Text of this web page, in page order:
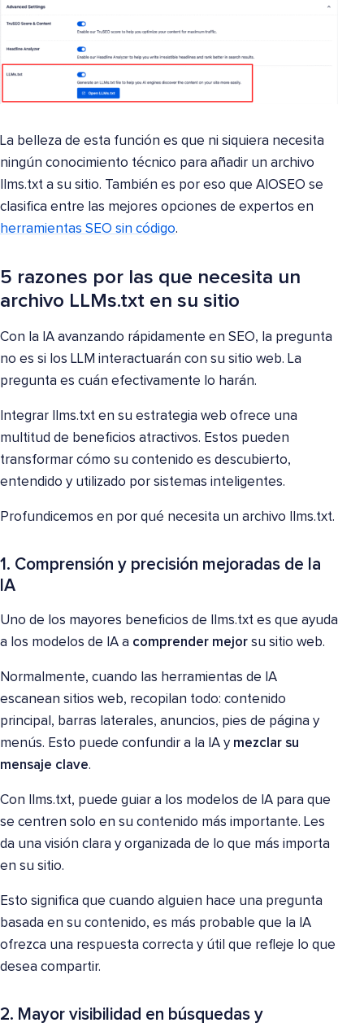
La belleza de esta función es que ni siquiera necesita
ningún conocimiento técnico para añadir un archivo
llms.txt a su sitio. También es por eso que AIOSEO se
clasifica entre las mejores opciones de expertos en
herramientas SEO sin código.
5 razones por las que necesita un
archivo LLMs.txt en su sitio
Con la IA avanzando rápidamente en SEO, la pregunta
no es si los LLM interactuarán con su sitio web. La
pregunta es cuán efectivamente lo harán.
Integrar llms.txt en su estrategia web ofrece una
multitud de beneficios atractivos. Estos pueden
transformar cómo su contenido es descubierto,
entendido y utilizado por sistemas inteligentes.
Profundicemos en por qué necesita un archivo llms.txt.
1. Comprensión y precisión mejoradas de la
IA
Uno de los mayores beneficios de llms.txt es que ayuda
a los modelos de IA a comprender mejor su sitio web.
Normalmente, cuando las herramientas de IA
escanean sitios web, recopilan todo: contenido
principal, barras laterales, anuncios, pies de página y
menús. Esto puede confundir a la IA y mezclar su
mensaje clave.
Con llms.txt, puede guiar a los modelos de IA para que
se centren solo en su contenido más importante. Les
da una visión clara y organizada de lo que más importa
en su sitio.
Esto significa que cuando alguien hace una pregunta
basada en su contenido, es más probable que la IA
ofrezca una respuesta correcta y útil que refleje lo que
desea compartir.
2. Mayor visibilidad en búsquedas y